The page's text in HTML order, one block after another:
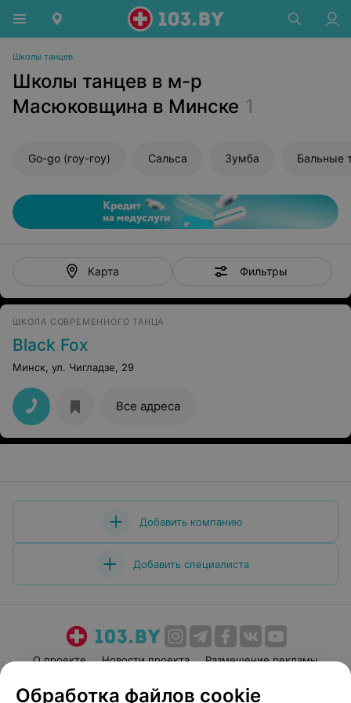
Школы танцев
Школы танцев в м-р
Масюковщина в Минске 1
Go-go (гоу-гоу) Сальса Зумба Бальные
Карта Фильтры
ШКОЛА СОВРЕМЕННОГО ТАНЦА
Black Fox
Минск, ул. Чигладзе, 29
Все адреса
Добавить компанию
Добавить специалиста
О проекте Новости проекта
Размещение рекламы
Обработка файлов cookie